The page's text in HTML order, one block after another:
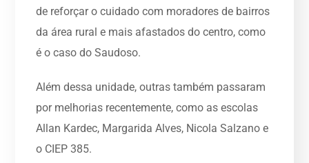
de reforçar o cuidado com moradores de bairros
da área rural e mais afastados do centro, como
é o caso do Saudoso.
Além dessa unidade, outras também passaram
por melhorias recentemente, como as escolas
Allan Kardec, Margarida Alves, Nicola Salzano e
o CIEP 385.